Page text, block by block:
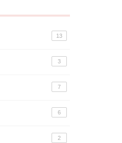
13
3
7
6
2